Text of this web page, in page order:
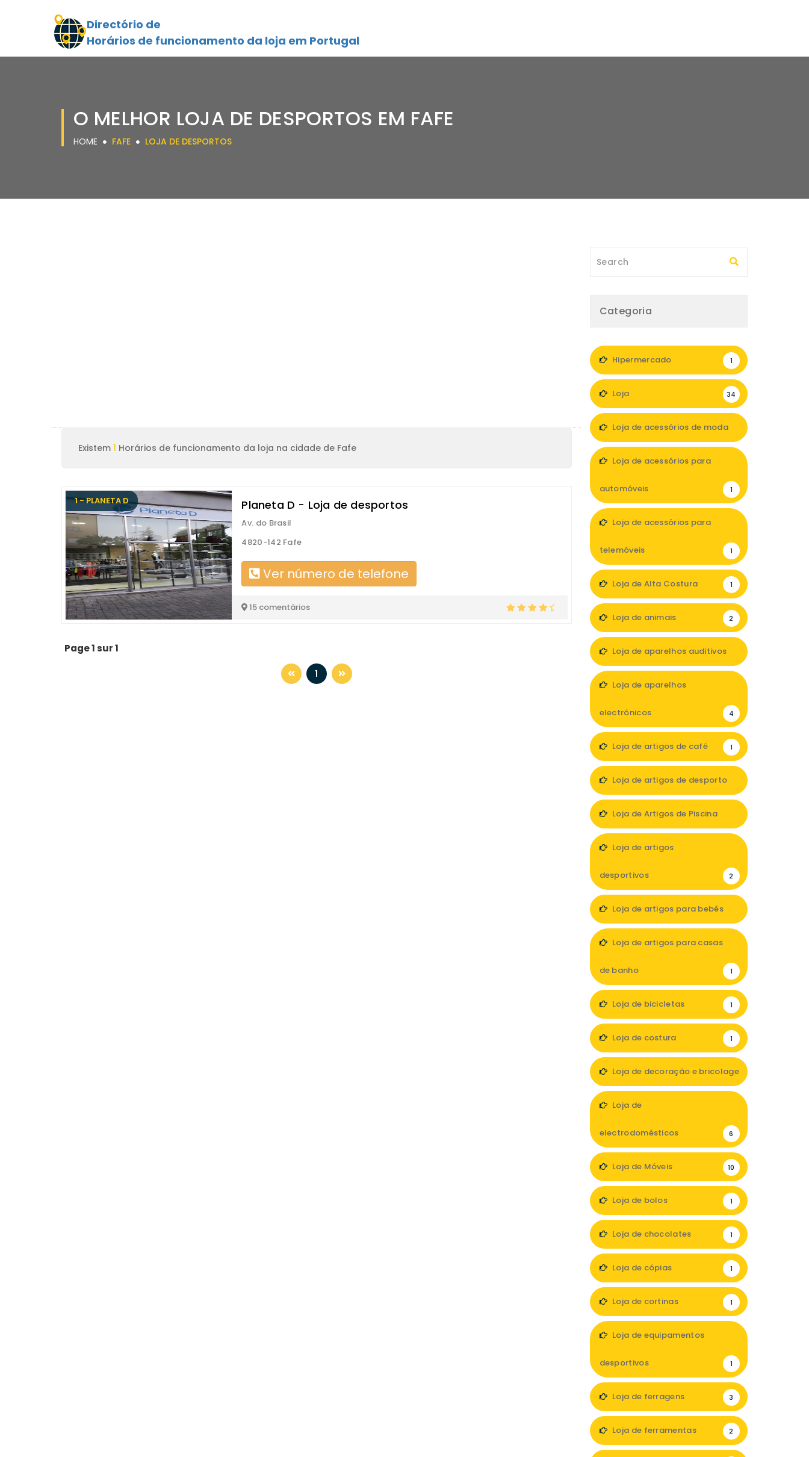
Directório de
Horários de funcionamento da loja em Portugal
O MELHOR LOJA DE DESPORTOS EM FAFE
HOME FAFE LOJA DE DESPORTOS
Existem 1 Horários de funcionamento da loja na cidade de Fafe
1 - PLANETA D Planeta D - Loja de desportos
Av. do Brasil
4820-142 Fafe
Ver número de telefone
15 comentários
Page 1 sur 1
1
Categoria
Hipermercado 1
Loja 34
Loja de acessórios de moda
Loja de acessórios para
automóveis 1
Loja de acessórios para
telemóveis 1
Loja de Alta Costura 1
Loja de animais 2
Loja de aparelhos auditivos
Loja de aparelhos
electrónicos 4
Loja de artigos de café 1
Loja de artigos de desporto
Loja de Artigos de Piscina
Loja de artigos
desportivos 2
Loja de artigos para bebés
Loja de artigos para casas
de banho 1
Loja de bicicletas 1
Loja de costura 1
Loja de decoração e bricolage
Loja de
electrodomésticos 6
Loja de Móveis 10
Loja de bolos 1
Loja de chocolates 1
Loja de cópias 1
Loja de cortinas 1
Loja de equipamentos
desportivos 1
Loja de ferragens 3
Loja de ferramentas 2